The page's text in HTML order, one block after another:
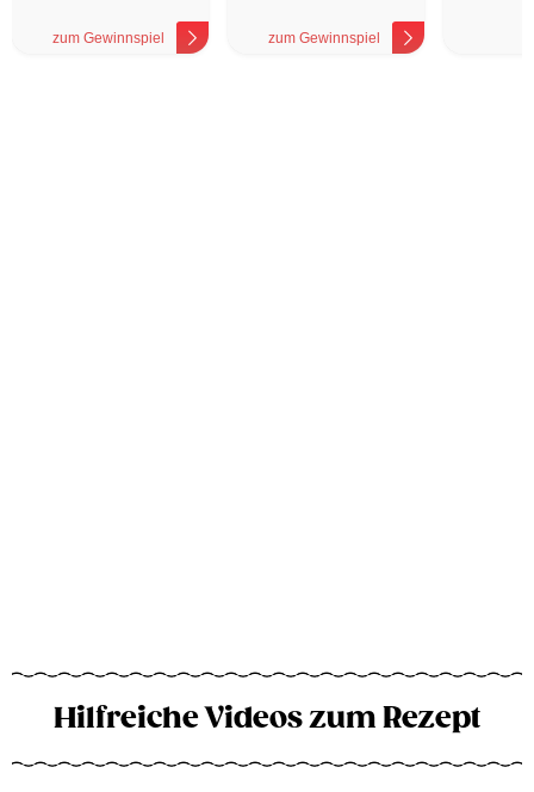
zum Gewinnspiel zum Gewinnspiel
Hilfreiche Videos zum Rezept